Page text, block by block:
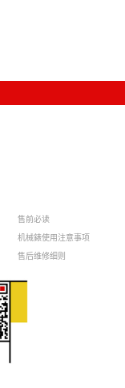
售前必读
机械錶使用注意事项
售后维修细则